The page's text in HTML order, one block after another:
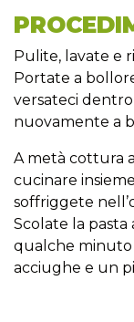
Pulite, lavate e
Portate a
versateci
nuovamente a
A metà cottura
cucinare
soffriggete
Scolate la
qualche minuto
acciughe e un